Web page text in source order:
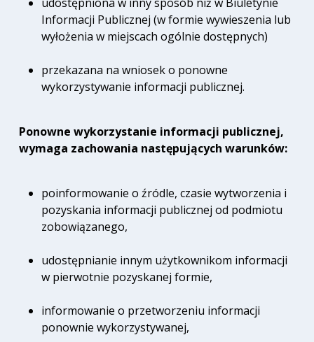
Informacji Publicznej (w formie wywieszenia lub
wyłożenia w miejscach ogólnie dostępnych)
przekazana na wniosek o ponowne
wykorzystywanie informacji publicznej.
Ponowne wykorzystanie informacji publicznej,
wymaga zachowania następujących warunków:
poinformowanie o źródle, czasie wytworzenia i
pozyskania informacji publicznej od podmiotu
zobowiązanego,
udostępnianie innym użytkownikom informacji
w pierwotnie pozyskanej formie,
informowanie o przetworzeniu informacji
ponownie wykorzystywanej,